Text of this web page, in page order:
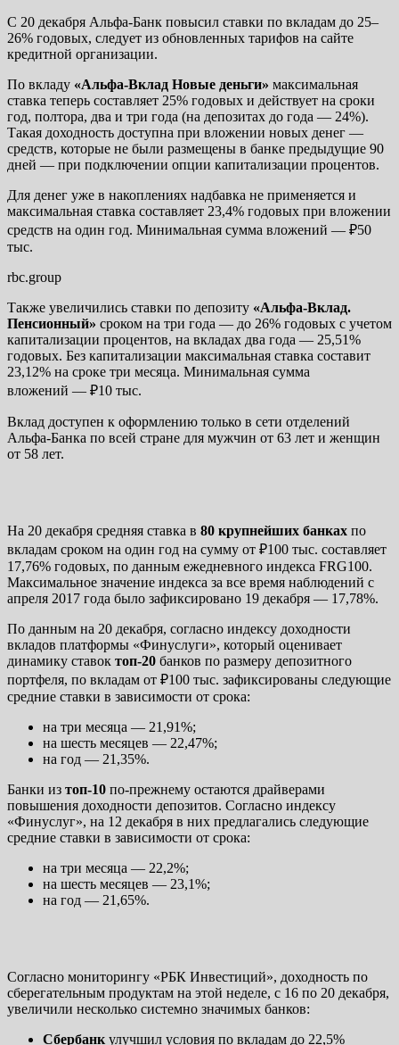
С 20 декабря Альфа-Банк повысил ставки по вкладам до 25–
26% годовых, следует из обновленных тарифов на сайте
кредитной организации.
По вкладу «Альфа-Вклад Новые деньги» максимальная
ставка теперь составляет 25% годовых и действует на сроки
год, полтора, два и три года (на депозитах до года — 24%).
Такая доходность доступна при вложении новых денег —
средств, которые не были размещены в банке предыдущие 90
дней — при подключении опции капитализации процентов.
Для денег уже в накоплениях надбавка не применяется и
максимальная ставка составляет 23,4% годовых при вложении
средств на один год. Минимальная сумма вложений — ₽50
тыс.
rbc.group
Также увеличились ставки по депозиту «Альфа-Вклад.
Пенсионный» сроком на три года — до 26% годовых с учетом
капитализации процентов, на вкладах два года — 25,51%
годовых. Без капитализации максимальная ставка составит
23,12% на сроке три месяца. Минимальная сумма
вложений — ₽10 тыс.
Вклад доступен к оформлению только в сети отделений
Альфа-Банка по всей стране для мужчин от 63 лет и женщин
от 58 лет.
На 20 декабря средняя ставка в 80 крупнейших банках по
вкладам сроком на один год на сумму от ₽100 тыс. составляет
17,76% годовых, по данным ежедневного индекса FRG100.
Максимальное значение индекса за все время наблюдений с
апреля 2017 года было зафиксировано 19 декабря — 17,78%.
По данным на 20 декабря, согласно индексу доходности
вкладов платформы «Финуслуги», который оценивает
динамику ставок топ-20 банков по размеру депозитного
портфеля, по вкладам от ₽100 тыс. зафиксированы следующие
средние ставки в зависимости от срока:
на три месяца — 21,91%;
на шесть месяцев — 22,47%;
на год — 21,35%.
Банки из топ-10 по-прежнему остаются драйверами
повышения доходности депозитов. Согласно индексу
«Финуслуг», на 12 декабря в них предлагались следующие
средние ставки в зависимости от срока:
на три месяца — 22,2%;
на шесть месяцев — 23,1%;
на год — 21,65%.
Согласно мониторингу «РБК Инвестиций», доходность по
сберегательным продуктам на этой неделе, с 16 по 20 декабря,
увеличили несколько системно значимых банков:
Сбербанк улучшил условия по вкладам до 22,5%